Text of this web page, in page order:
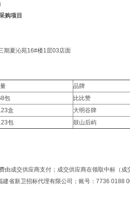
购项目
期夏沁苑16#楼1层03店面
品牌
包
比比赞
盒
大明谷牌
包
鼓山后屿
成交供应商支付；成交供应商在领取中标（
省新卫招标代理有限公司；账号：7736 0188